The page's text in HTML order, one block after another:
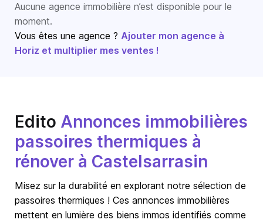
Aucune agence immobilière n’est disponible pour le
moment.
Vous êtes une agence ? Ajouter mon agence à
Horiz et multiplier mes ventes !
Edito Annonces immobilières
passoires thermiques à
rénover à Castelsarrasin
Misez sur la durabilité en explorant notre sélection de
passoires thermiques ! Ces annonces immobilières
mettent en lumière des biens immos identifiés comme